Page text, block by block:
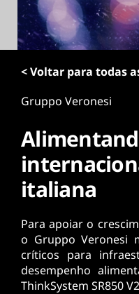
n
c
< Voltar para todas
Gruppo Veronesi
italiana
Para apoiar o
o Gruppo Veronesi
críticos para
desempenho
ThinkSystem SR850